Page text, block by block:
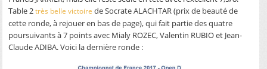
Table 2très belle victoire de Socrate ALACHTAR (prix de beauté de
cette ronde, à rejouer en bas de page), qui fait partie des quatre
poursuivants à 7 points avec Mialy ROZEC, Valentin RUBIO et Jean-
Claude ADIBA. Voici la dernière ronde :